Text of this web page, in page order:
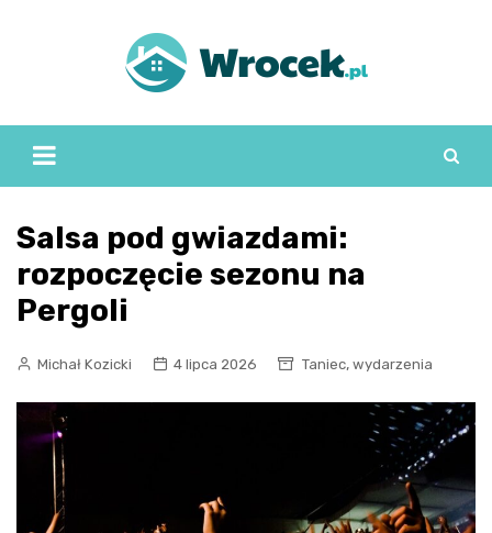
Salsa pod gwiazdami:
rozpoczęcie sezonu na
Pergoli
Michał Kozicki 4 lipca 2026 Taniec, wydarzenia